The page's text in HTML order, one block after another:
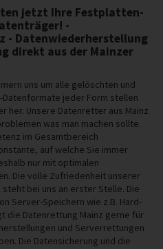
jetzt Ihre Festplatten-
-
- Datenwiederherstellung
direkt aus der Mainzer
uns um alle gelöschten und
jeder Form stellen
her. Unsere Datenretter aus Mainz
was man machen sollte.
im Gesamtbereich
auf welche Sie immer
nur mit optimalen
Die volle Zufriedenheit unserer
bei uns an erster Stelle. Die
Server-Speichern wie z.B. Hard-
die Datenrettung Mainz gerne für
und Serverrettungen
Die Datensicherung und die